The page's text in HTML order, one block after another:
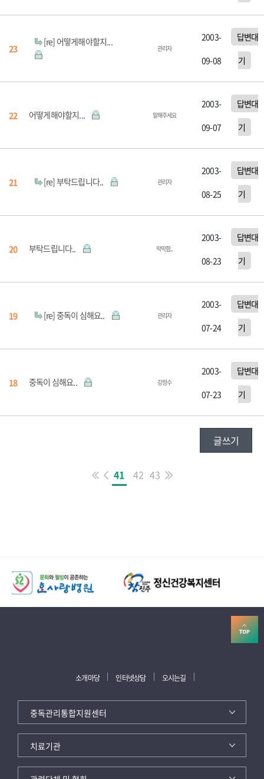
23
[re] 어떻게해야할지...
관리자
2003-
09-08
답변대
기
22 어떻게해야할지... 말해주세요
2003-
09-07
답변대
기
21 [re] 부탁드립니다.. 관리자
2003-
08-25
답변대
기
20 부탁드립니다.. 막막함..
2003-
08-23
답변대
기
19 [re] 중독이 심해요.. 관리자
2003-
07-24
답변대
기
18 중독이 심해요.. 강정수
2003-
07-23
답변대
기
글쓰기
41 42 43
소개마당 인터넷상담 오시는길